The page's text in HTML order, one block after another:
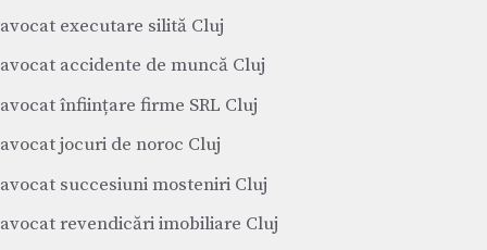
avocat executare silită Cluj
avocat accidente de muncă Cluj
avocat înființare firme SRL Cluj
avocat jocuri de noroc Cluj
avocat succesiuni mosteniri Cluj
avocat revendicări imobiliare Cluj